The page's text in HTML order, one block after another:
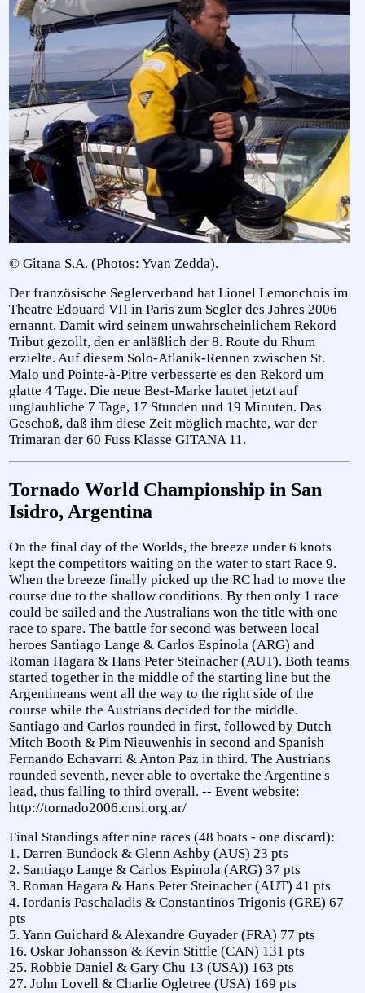
© Gitana S.A. (Photos: Yvan Zedda).
Der französische Seglerverband hat Lionel Lemonchois im
Theatre Edouard VII in Paris zum Segler des Jahres 2006
ernannt. Damit wird seinem unwahrscheinlichem Rekord
Tribut gezollt, den er anläßlich der 8. Route du Rhum
erzielte. Auf diesem Solo-Atlanik-Rennen zwischen St.
Malo und Pointe-à-Pitre verbesserte es den Rekord um
glatte 4 Tage. Die neue Best-Marke lautet jetzt auf
unglaubliche 7 Tage, 17 Stunden und 19 Minuten. Das
Geschoß, daß ihm diese Zeit möglich machte, war der
Trimaran der 60 Fuss Klasse GITANA 11.
Tornado World Championship in San
Isidro, Argentina
On the final day of the Worlds, the breeze under 6 knots
kept the competitors waiting on the water to start Race 9.
When the breeze finally picked up the RC had to move the
course due to the shallow conditions. By then only 1 race
could be sailed and the Australians won the title with one
race to spare. The battle for second was between local
heroes Santiago Lange & Carlos Espinola (ARG) and
Roman Hagara & Hans Peter Steinacher (AUT). Both teams
started together in the middle of the starting line but the
Argentineans went all the way to the right side of the
course while the Austrians decided for the middle.
Santiago and Carlos rounded in first, followed by Dutch
Mitch Booth & Pim Nieuwenhis in second and Spanish
Fernando Echavarri & Anton Paz in third. The Austrians
rounded seventh, never able to overtake the Argentine's
lead, thus falling to third overall. -- Event website:
http://tornado2006.cnsi.org.ar/
Final Standings after nine races (48 boats - one discard):
1. Darren Bundock & Glenn Ashby (AUS) 23 pts
2. Santiago Lange & Carlos Espinola (ARG) 37 pts
3. Roman Hagara & Hans Peter Steinacher (AUT) 41 pts
4. Iordanis Paschaladis & Constantinos Trigonis (GRE) 67
pts
5. Yann Guichard & Alexandre Guyader (FRA) 77 pts
16. Oskar Johansson & Kevin Stittle (CAN) 131 pts
25. Robbie Daniel & Gary Chu 13 (USA)) 163 pts
27. John Lovell & Charlie Ogletree (USA) 169 pts